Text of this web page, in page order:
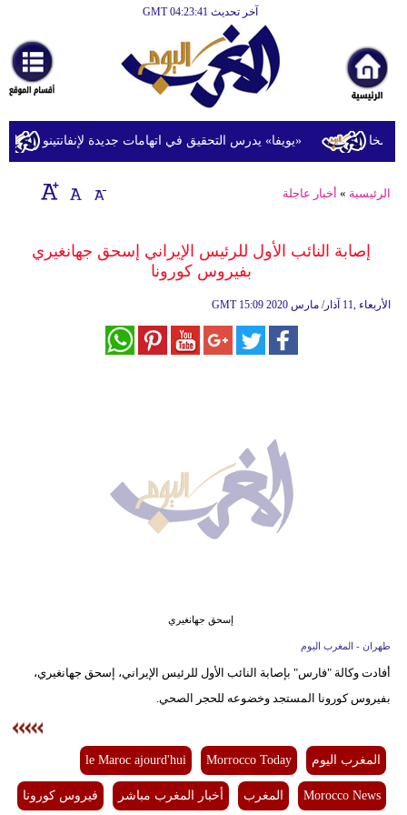
آخر تحديث GMT 04:23:41
أخبارعاجلة
رياضة
ثقافة
إقتصاد
وموسيقى
مرأة
أزياء
علوم
«يويفا» يدرس التحقيق في اتهامات جديدة لإنفانتينو
الرئيسية » أخبار عاجلة
إصابة النائب الأول للرئيس الإيراني إسحق جهانغيري
بفيروس كورونا
GMT 15:09 2020 الأربعاء ,11 آذار/ مارس
إسحق جهانغيري
طهران - المغرب اليوم
أفادت وكالة "فارس" بإصابة النائب الأول للرئيس الإيراني، إسحق جهانغيري،
بفيروس كورونا المستجد وخضوعه للحجر الصحي.
المغرب اليوم Morrocco Today
le Maroc ajourd'hui
Morocco News المغرب أخبار المغرب مباشر فيروس كورونا